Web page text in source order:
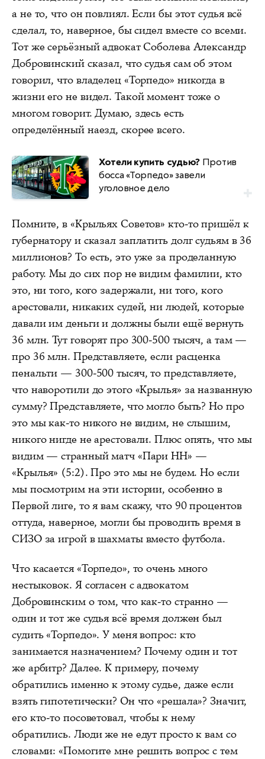
а не то, что он повлиял. Если бы этот судья всё
сделал, то, наверное, бы сидел вместе со всеми.
Тот же серьёзный адвокат Соболева Александр
Добровинский сказал, что судья сам об этом
говорил, что владелец «Торпедо» никогда в
жизни его не видел. Такой момент тоже о
многом говорит. Думаю, здесь есть
определённый наезд, скорее всего.
Хотели купить судью? Против
босса «Торпедо» завели
уголовное дело
Помните, в «Крыльях Советов» кто-то пришёл к
губернатору и сказал заплатить долг судьям в 36
миллионов? То есть, это уже за проделанную
работу. Мы до сих пор не видим фамилии, кто
это, ни того, кого задержали, ни того, кого
арестовали, никаких судей, ни людей, которые
давали им деньги и должны были ещё вернуть
36 млн. Тут говорят про 300-500 тысяч, а там —
про 36 млн. Представляете, если расценка
пенальти — 300-500 тысяч, то представляете,
что наворотили до этого «Крылья» за названную
сумму? Представляете, что могло быть? Но про
это мы как-то никого не видим, не слышим,
никого нигде не арестовали. Плюс опять, что мы
видим — странный матч «Пари НН» —
«Крылья» (5:2). Про это мы не будем. Но если
мы посмотрим на эти истории, особенно в
Первой лиге, то я вам скажу, что 90 процентов
оттуда, наверное, могли бы проводить время в
СИЗО за игрой в шахматы вместо футбола.
Что касается «Торпедо», то очень много
нестыковок. Я согласен с адвокатом
Добровинским о том, что как-то странно —
один и тот же судья всё время должен был
судить «Торпедо». У меня вопрос: кто
занимается назначением? Почему один и тот
же арбитр? Далее. К примеру, почему
обратились именно к этому судье, даже если
взять гипотетически? Он что «решала»? Значит,
его кто-то посоветовал, чтобы к нему
обратились. Люди же не едут просто к вам со
словами: «Помогите мне решить вопрос с тем